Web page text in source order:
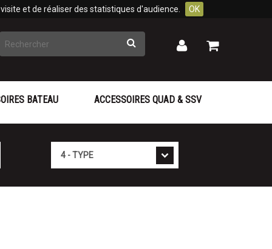
et de réaliser des statistiques d'audience. OK
Rechercher Mon
Mon
BATEAU ACCESSOIRES QUAD & SSV